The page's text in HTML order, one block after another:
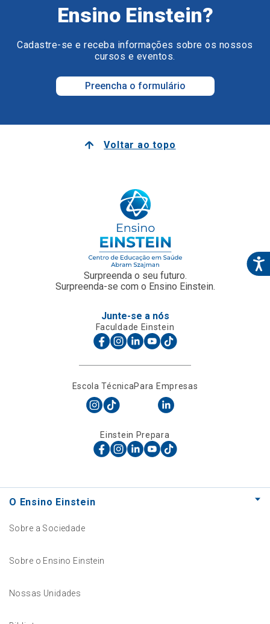
Ensino Einstein?
Cadastre-se e receba informações sobre os nossos
cursos e eventos.
Preencha o formulário
Voltar ao topo
Surpreenda o seu futuro.
Surpreenda-se com o Ensino Einstein.
Junte-se a nós
Faculdade Einstein
Escola TécnicaPara Empresas
Einstein Prepara
O Ensino Einstein
Sobre a Sociedade
Sobre o Ensino Einstein
Nossas Unidades